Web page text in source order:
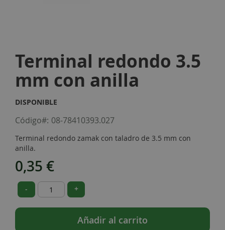
the
beginning
of
the
images
Terminal redondo 3.5
mm con anilla
DISPONIBLE
Código 08-78410393.027
Terminal redondo zamak con taladro de 3.5 mm con
anilla.
0,35 €
- +
Añadir al carrito